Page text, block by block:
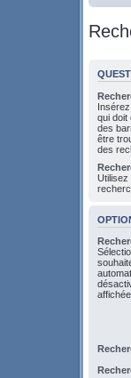
Insérez
qui doit
des
être
des
Utilisez